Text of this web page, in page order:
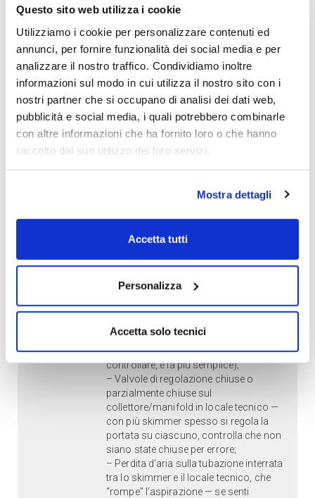
Questo sito web utilizza i cookie
Utilizziamo i cookie per personalizzare contenuti ed
annunci, per fornire funzionalità dei social media e per
analizzare il nostro traffico. Condividiamo inoltre
informazioni sul modo in cui utilizza il nostro sito con i
nostri partner che si occupano di analisi dei dati web,
pubblicità e social media, i quali potrebbero combinarle
con altre informazioni che ha fornito loro o che hanno
raccolto dal suo utilizzo dei loro servizi.
Mostra dettagli
Accetta tutti
Personalizza
Accetta solo tecnici
isoli il muro.
Vi ringrazio
Giorgiomasoccogeometra
Rispondi
Avio Iacopini scrive:
17 Giugno 2026 alle 08:12
Come posso intervenire su 2 (di 6) skimmer che
Elisa E.scrive:
Ciao! Con più skimmer collegati allo
le cause più frequenti sono:
– Cestello skimmer intasato da
foglie/detriti (la prima cosa da
controllare, è la più semplice);
– Valvole di regolazione chiuse o
parzialmente chiuse sul
collettore/manifold in locale tecnico —
con più skimmer spesso si regola la
portata su ciascuno, controlla che non
siano state chiuse per errore;
– Perdita d’aria sulla tubazione interrata
tra lo skimmer e il locale tecnico, che
“rompe” l’aspirazione — se senti